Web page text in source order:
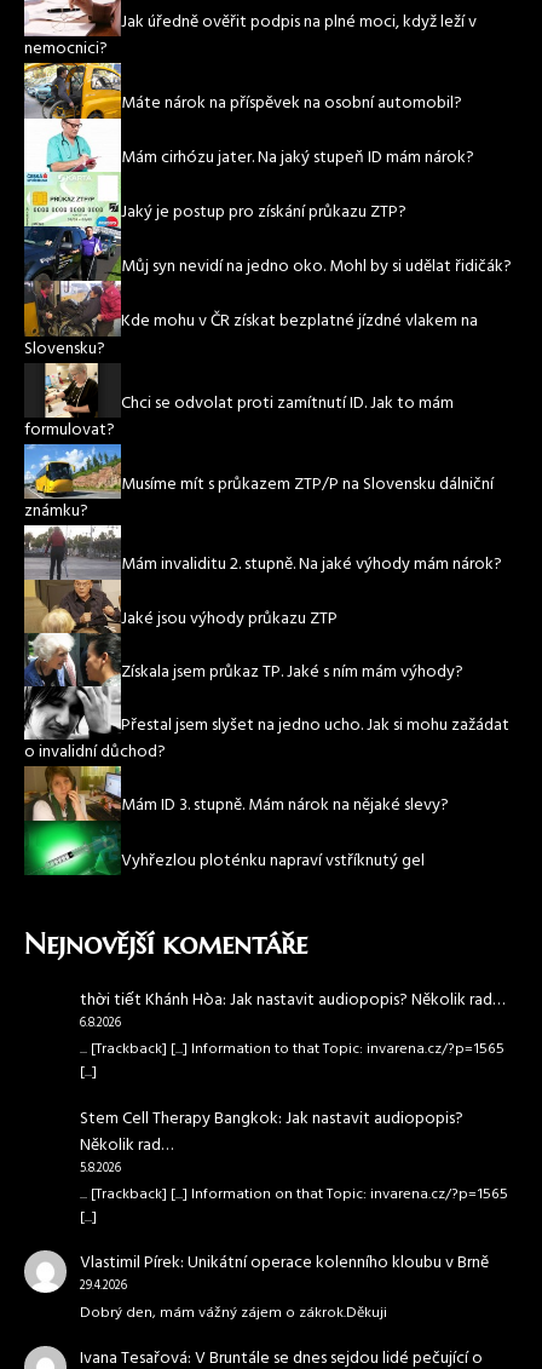
Jak úředně ověřit podpis na plné moci, když leží v
nemocnici?
Máte nárok na příspěvek na osobní automobil?
Mám cirhózu jater. Na jaký stupeň ID mám nárok?
Jaký je postup pro získání průkazu ZTP?
Můj syn nevidí na jedno oko. Mohl by si udělat řidičák?
Kde mohu v ČR získat bezplatné jízdné vlakem na
Slovensku?
Chci se odvolat proti zamítnutí ID. Jak to mám
formulovat?
Musíme mít s průkazem ZTP/P na Slovensku dálniční
známku?
Mám invaliditu 2. stupně. Na jaké výhody mám nárok?
Jaké jsou výhody průkazu ZTP
Získala jsem průkaz TP. Jaké s ním mám výhody?
Přestal jsem slyšet na jedno ucho. Jak si mohu zažádat
o invalidní důchod?
Mám ID 3. stupně. Mám nárok na nějaké slevy?
Vyhřezlou ploténku napraví vstříknutý gel
Nejnovější komentáře
thời tiết Khánh Hòa:Jak nastavit audiopopis? Několik rad…
6.8.2026
... [Trackback] [...] Information to that Topic: invarena.cz/?p=1565
[...]
Stem Cell Therapy Bangkok:Jak nastavit audiopopis?
Několik rad…
5.8.2026
... [Trackback] [...] Information on that Topic: invarena.cz/?p=1565
[...]
Vlastimil Pírek:Unikátní operace kolenního kloubu v Brně
29.4.2026
Dobrý den, mám vážný zájem o zákrok.Děkuji
Ivana Tesařová:V Bruntále se dnes sejdou lidé pečující o